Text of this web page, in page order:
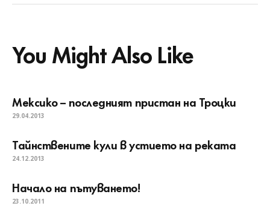
You Might Also Like
Мексико – последният пристан на Троцки
29.04.2013
Тайнствените кули в устието на реката
24.12.2013
Начало на пътуването!
23.10.2011